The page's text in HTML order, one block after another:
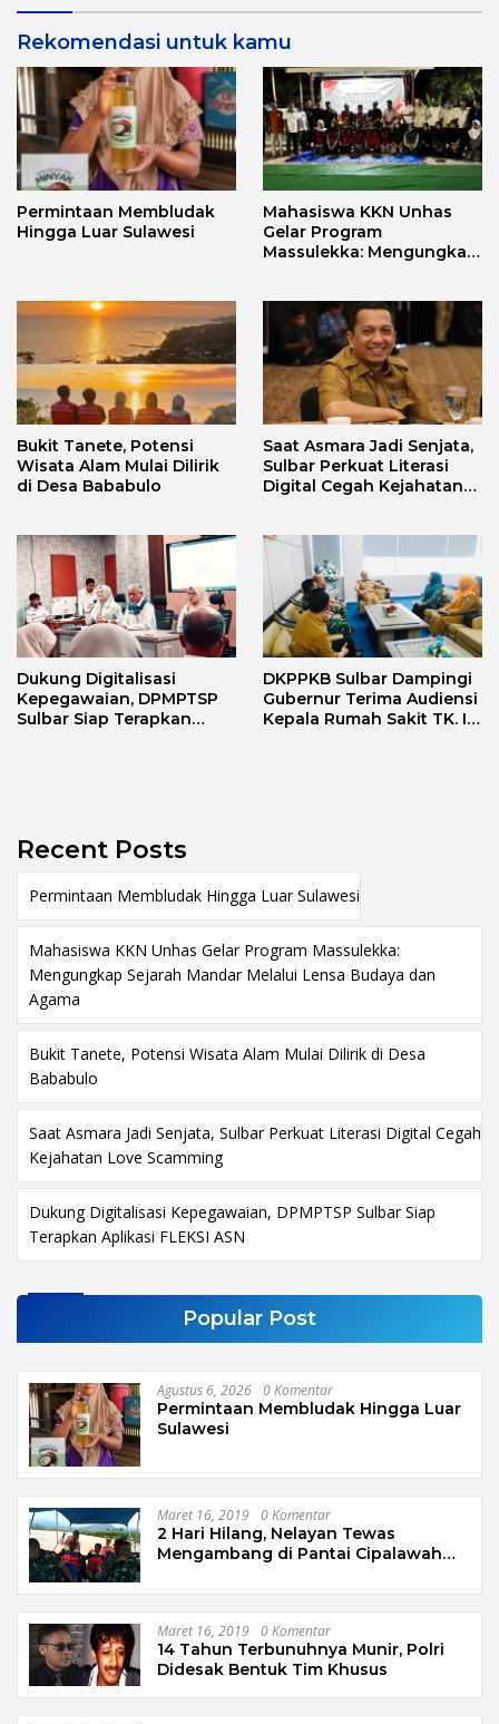
Rekomendasi untuk kamu
Permintaan Membludak
Hingga Luar Sulawesi
Mahasiswa KKN Unhas
Gelar Program
Massulekka: Mengungkap
Bukit Tanete, Potensi
Wisata Alam Mulai Dilirik
di Desa Bababulo
Saat Asmara Jadi Senjata,
Sulbar Perkuat Literasi
Digital Cegah Kejahatan
Dukung Digitalisasi
Kepegawaian, DPMPTSP
Sulbar Siap Terapkan
DKPPKB Sulbar Dampingi
Gubernur Terima Audiensi
Kepala Rumah Sakit TK. III
Recent Posts
Permintaan Membludak Hingga Luar Sulawesi
Mahasiswa KKN Unhas Gelar Program Massulekka:
Mengungkap Sejarah Mandar Melalui Lensa Budaya dan
Agama
Bukit Tanete, Potensi Wisata Alam Mulai Dilirik di Desa
Bababulo
Saat Asmara Jadi Senjata, Sulbar Perkuat Literasi Digital Cegah
Kejahatan Love Scamming
Dukung Digitalisasi Kepegawaian, DPMPTSP Sulbar Siap
Terapkan Aplikasi FLEKSI ASN
Popular Post
Agustus 6, 2026 0 Komentar
Permintaan Membludak Hingga Luar
Sulawesi
Maret 16, 2019 0 Komentar
2 Hari Hilang, Nelayan Tewas
Mengambang di Pantai Cipalawah
Maret 16, 2019 0 Komentar
14 Tahun Terbunuhnya Munir, Polri
Didesak Bentuk Tim Khusus